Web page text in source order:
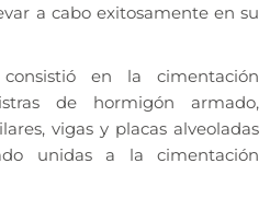
a cabo exitosamente en su
consistió en la cimentación
de hormigón armado,
vigas y placas alveoladas
unidas a la cimentación